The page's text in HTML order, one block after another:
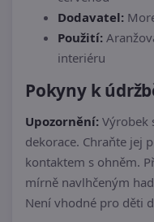
Dodavatel:
Použití:
interiéru
Pokyny k
Upozornění: Výrobek
dekorace. Chraňte jej
kontaktem s ohněm.
mírně navlhčeným
Není vhodné pro děti